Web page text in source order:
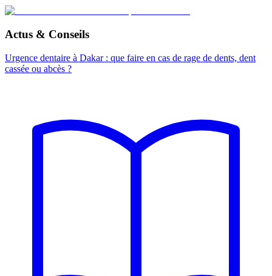
Actus & Conseils
Urgence dentaire à Dakar : que faire en cas de rage de dents, dent
cassée ou abcès ?